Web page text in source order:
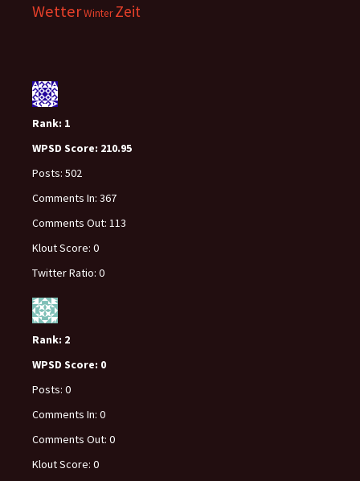
WetterWinter Zeit
Rank: 1
WPSD Score: 210.95
Posts: 502
Comments In: 367
Comments Out: 113
Klout Score: 0
Twitter Ratio: 0
Rank: 2
WPSD Score: 0
Posts: 0
Comments In: 0
Comments Out: 0
Klout Score: 0